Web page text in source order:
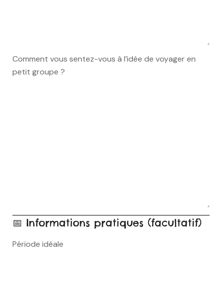
Comment vous sentez-vous à l’idée de voyager en
petit groupe ?
📅 Informations pratiques (facultatif)
Période idéale